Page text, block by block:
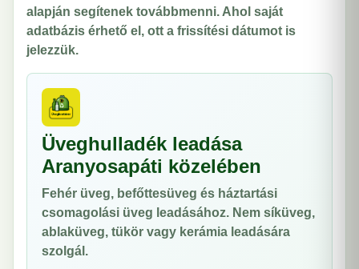
alapján segítenek továbbmenni. Ahol saját
adatbázis érhető el, ott a frissítési dátumot is
jelezzük.
Üveghulladék leadása
Aranyosapáti közelében
Fehér üveg, befőttesüveg és háztartási
csomagolási üveg leadásához. Nem síküveg,
ablaküveg, tükör vagy kerámia leadására
szolgál.